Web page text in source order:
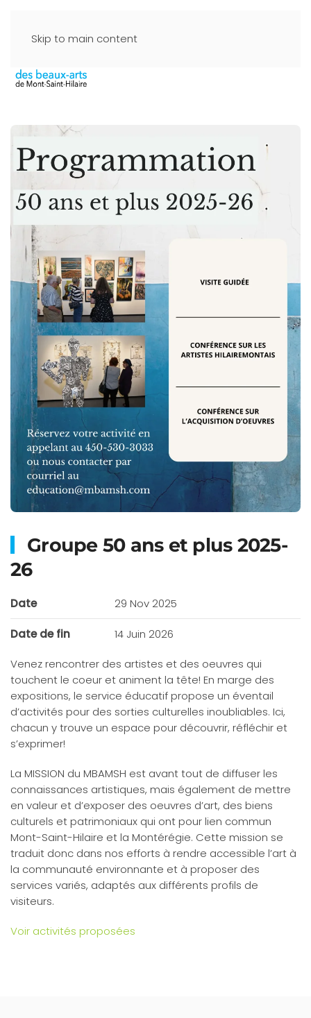
Skip to main content
Groupe 50 ans et plus 2025-
26
Date 29 Nov 2025
Date de fin 14 Juin 2026
Venez rencontrer des artistes et des oeuvres qui
touchent le coeur et animent la tête! En marge des
expositions, le service éducatif propose un éventail
d’activités pour des sorties culturelles inoubliables. Ici,
chacun y trouve un espace pour découvrir, réfléchir et
s’exprimer!
La MISSION du MBAMSH est avant tout de diffuser les
connaissances artistiques, mais également de mettre
en valeur et d’exposer des oeuvres d’art, des biens
culturels et patrimoniaux qui ont pour lien commun
Mont-Saint-Hilaire et la Montérégie. Cette mission se
traduit donc dans nos efforts à rendre accessible l’art à
la communauté environnante et à proposer des
services variés, adaptés aux différents profils de
visiteurs.
Voir activités proposées